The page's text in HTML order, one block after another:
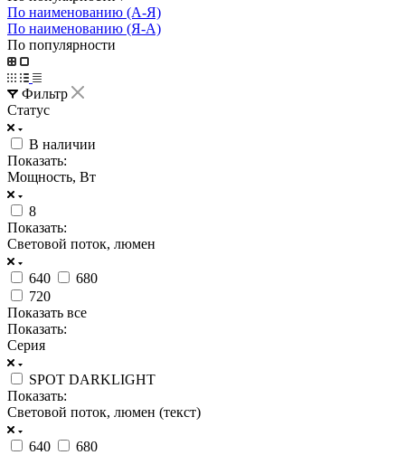
По наименованию (А-Я)
По наименованию (Я-А)
По популярности
Фильтр
Статус
В наличии
Показать:
Мощность, Вт
8
Показать:
Световой поток, люмен
640
680
720
Показать все
Показать:
Серия
SPOT DARKLIGHT
Показать:
Световой поток, люмен (текст)
640
680